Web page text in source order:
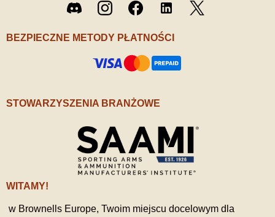
Discord Instagram Facebook LinkedIn
BEZPIECZNE METODY PŁATNOŚCI
STOWARZYSZENIA BRANŻOWE
WITAMY!
w Brownells Europe, Twoim miejscu docelowym dla